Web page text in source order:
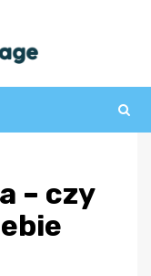
– czy